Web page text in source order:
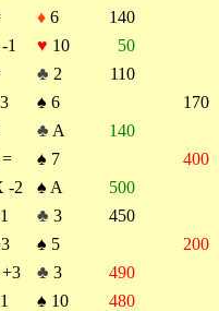
♦ 6
140
1 ♥ 10
50
♣ 2
110
♠ 6
170
♣ A
140
♠ 7
400
-2 ♠ A
500
♣ 3
450
♠ 5
200
♣ 3
490
♠ 10
480